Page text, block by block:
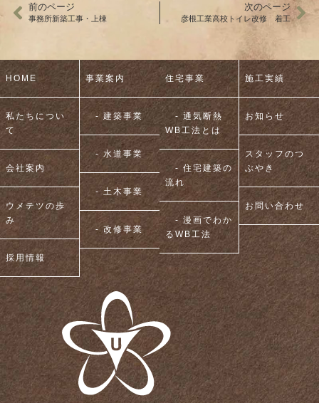
前のページ
事務所新築工事・上棟
次のページ
彦根工業高校トイレ改修 着工
HOME
私たちについ
て
会社案内
ウメテツの歩
み
採用情報
事業案内
- 建築事業
- 水道事業
- 土木事業
- 改修事業
住宅事業
- 通気断熱
WB工法とは
- 住宅建築の
流れ
- 漫画でわか
るWB工法
施工実績
お知らせ
スタッフのつ
ぶやき
お問い合わせ